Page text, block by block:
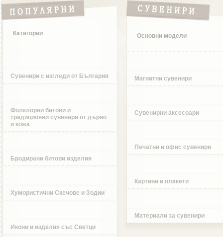
Категории
Сувенири с изгледи от България
Фолклорни битови и
традиционни сувенири от дърво
и кожа
Бродирани битови изделия
Хумористични Скечове и Зодии
Икони и изделия със Светци
Основни модели
Магнитни сувенири
Сувенирни аксесоари
Печатни и офис сувенири
Картини и плакети
Материали за сувенири